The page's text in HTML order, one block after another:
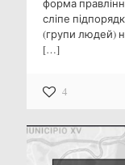
форма
сліпе
(групи людей)
[…]
4